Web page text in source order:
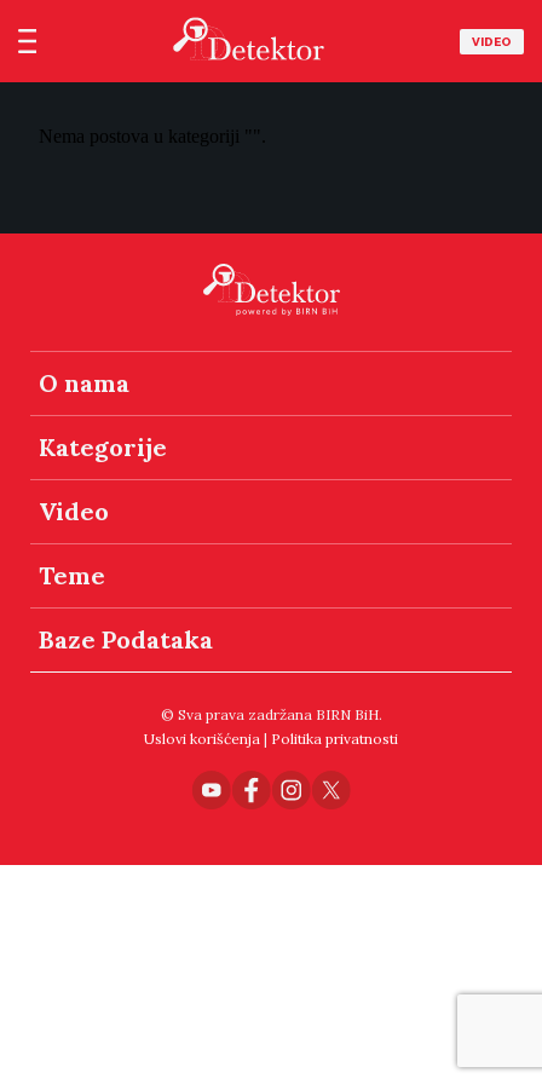
VIDEO
Nema postova u kategoriji "".
O nama
Kategorije
Video
Teme
Baze Podataka
© Sva prava zadržana BIRN BiH.
Uslovi korišćenja | Politika privatnosti